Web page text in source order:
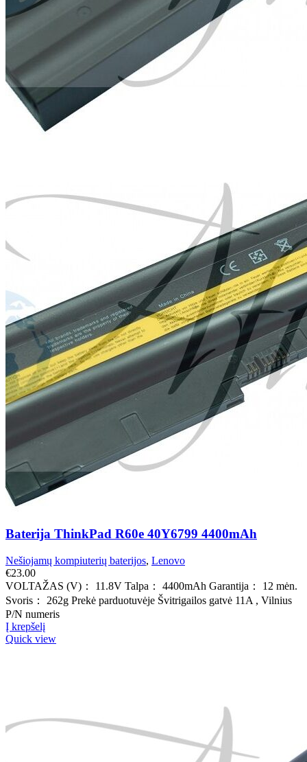
Baterija ThinkPad R60e 40Y6799 4400mAh
Nešiojamų kompiuterių baterijos, Lenovo
€23.00
VOLTAŽAS (V)： 11.8V Talpa： 4400mAh Garantija： 12 mėn.
Svoris： 262g Prekė parduotuvėje Švitrigailos gatvė 11A , Vilnius
P/N numeris
Į krepšelį
Quick view